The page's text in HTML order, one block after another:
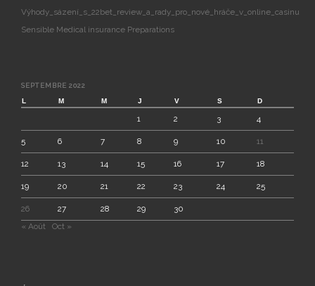
Výhody_sázení_s_22bet_review_a_rady_pro_nové_hráče_v_online_casinu
Sensible Medical insurance Preparations
SEPTEMBRE 2022
L
M M J V S D
1 2 3 4
5 6 7 8 9 10 11
12 13 14 15 16 17 18
19 20 21 22 23 24 25
26 27 28 29
30
« Août
Oct »